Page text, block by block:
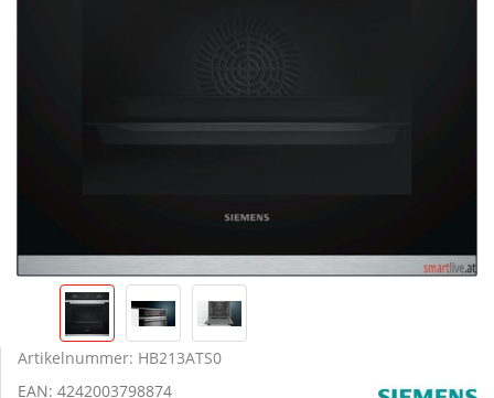
Artikelnummer: HB213ATS0
EAN: 4242003798874